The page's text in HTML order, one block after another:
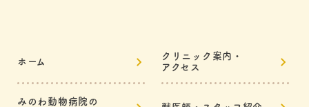
ホーム
クリニック案内・
アクセス
みのわ動物病院の